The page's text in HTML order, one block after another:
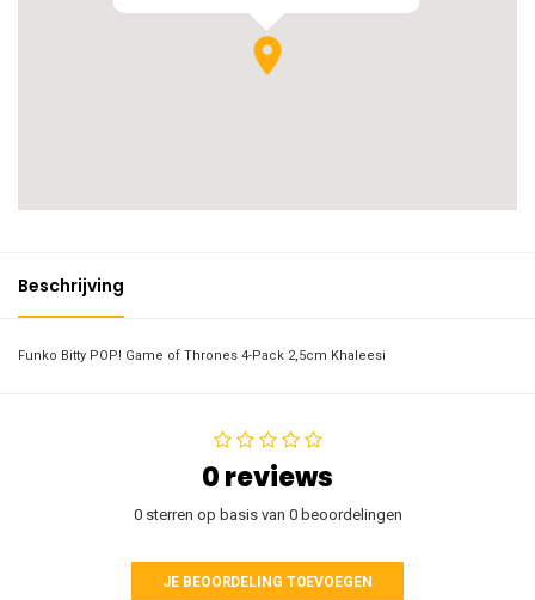
Beschrijving
Funko Bitty POP! Game of Thrones 4-Pack 2,5cm Khaleesi
0 reviews
0 sterren op basis van 0 beoordelingen
JE BEOORDELING TOEVOEGEN